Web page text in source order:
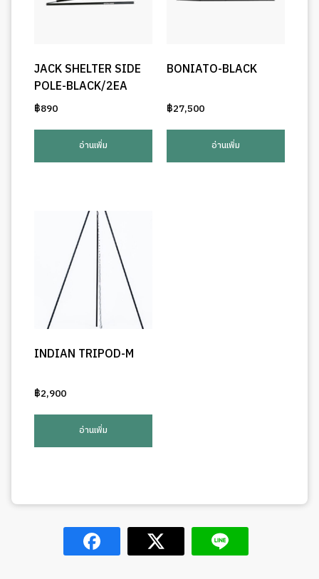
JACK SHELTER SIDE
POLE-BLACK/2EA
฿890
อ่านเพิ่ม
BONIATO-BLACK
฿27,500
อ่านเพิ่ม
INDIAN TRIPOD-M
฿2,900
อ่านเพิ่ม